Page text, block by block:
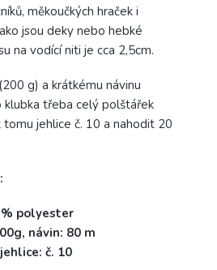
měkoučkých hraček i
jsou deky nebo hebké
na vodící niti je cca 2,5cm.
g) a krátkému návinu
třeba celý polštářek
jehlice č. 10 a nahodit 20
polyester
návin: 80 m
č. 10